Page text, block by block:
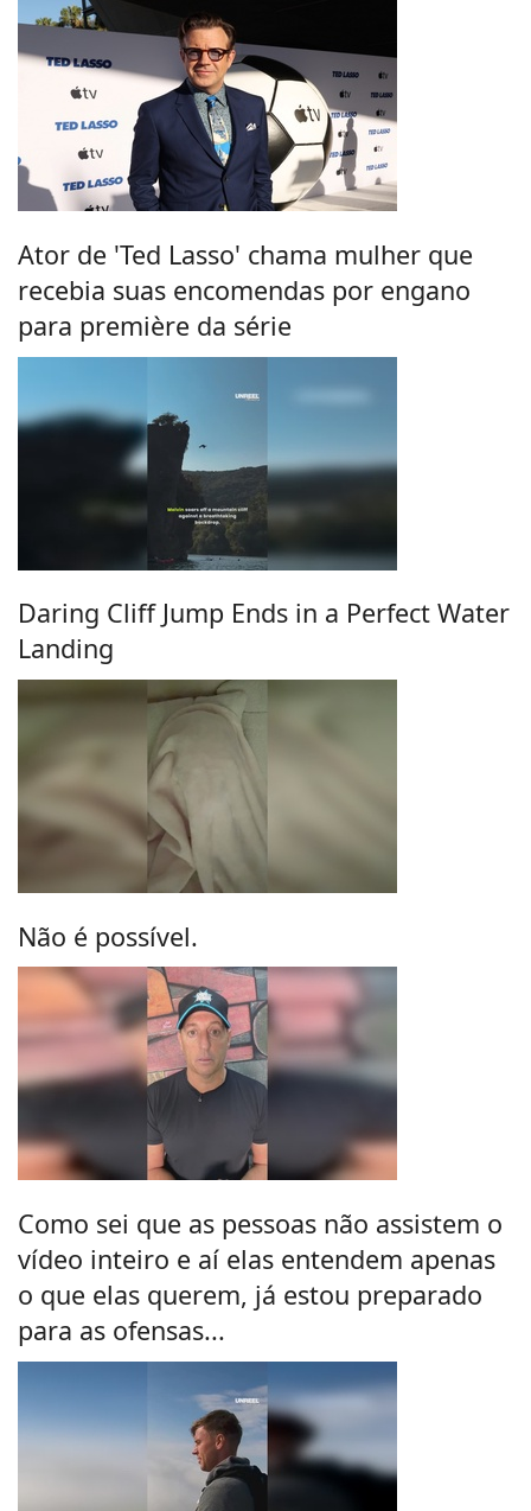
Ator de 'Ted Lasso' chama mulher que
recebia suas encomendas por engano
para première da série
Daring Cliff Jump Ends in a Perfect Water
Landing
Não é possível.
Como sei que as pessoas não assistem o
vídeo inteiro e aí elas entendem apenas
o que elas querem, já estou preparado
para as ofensas...